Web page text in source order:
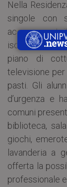
Nella
singole con
accesso
isola di sei
piano di
televisione per
pasti. Gli
d’urgenza e
comuni
biblioteca,
giochi,
lavanderia a
offerta la
professionale